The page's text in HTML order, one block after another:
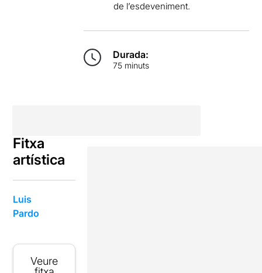
de l’esdeveniment.
Durada:
75 minuts
Fitxa
artística
Luis
Pardo
Veure